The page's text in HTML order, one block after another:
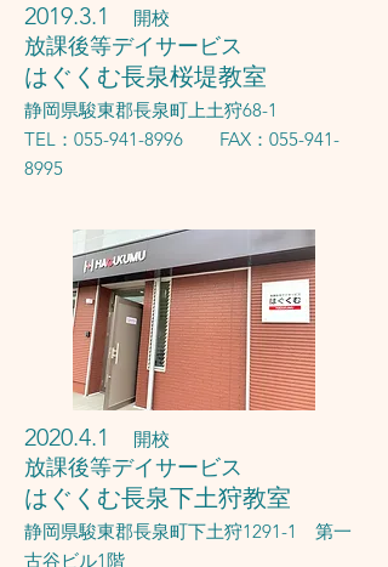
2019.3.1 開校
放課後等デイサービス
はぐくむ長泉桜堤教室
静岡県駿東郡長泉町上土狩68-1
TEL：055-941-8996 FAX：055-941-
8995
2020.4.1 開校
放課後等デイサービス
はぐくむ長泉下土狩教室
静岡県駿東郡長泉町下土狩1291-1 第一
古谷ビル1階